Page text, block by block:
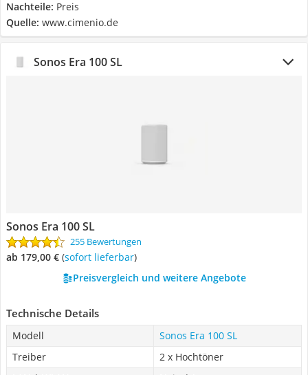
Beam ist seine Kompatibilität mit anderen Sonos-Geräten. Mit
einer einfachen Integration in das bestehende Sonos-System
werden, das alle Räume in Ihrem Zuhause mit Musik,
Hörbüchern oder Podcasts füllt. Eine weitere großartige
hervorragender Smart-Speaker ist, der eine ausgezeichnete
leistungsstarken, kompakten und erschwinglichen Soundbar
suchen, dann ist der Sonos Beam eine ausgezeichnete Wahl.
Nachteile: Preis
Quelle: www.cimenio.de
Sonos Era 100 SL
Sonos Era 100 SL
255 Bewertungen
ab 179,00 € ( Sofort lieferbar)
Preisvergleich und weitere Angebote
Technische Details
Modell
Sonos Era 100 SL
Treiber
2 x Hochtöner